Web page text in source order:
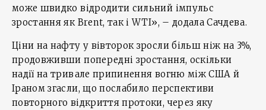
може швидко відродити сильний імпульс
зростання як Brent, так і WTI», – додала Сачдева.
Ціни на нафту у вівторок зросли більш ніж на 3%,
продовживши попередні зростання, оскільки
надії на тривале припинення вогню між США й
Іраном згасли, що послабило перспективи
повторного відкриття протоки, через яку